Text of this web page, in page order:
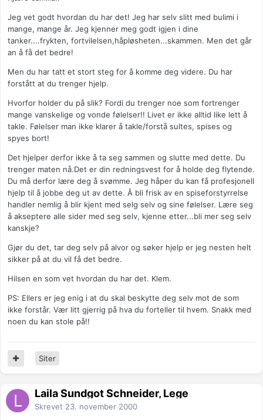
Jeg vet godt hvordan du har det! Jeg har selv slitt med bulimi i
mange, mange år. Jeg kjenner meg godt igjen i dine
tanker....frykten, fortvilelsen,håpløsheten...skammen. Men det går
an å få det bedre!
Men du har tatt et stort steg for å komme deg videre. Du har
forstått at du trenger hjelp.
Hvorfor holder du på slik? Fordi du trenger noe som fortrenger
mange vanskelige og vonde følelser!! Livet er ikke alltid like lett å
takle. Følelser man ikke klarer å takle/forstå sultes, spises og
spyes bort!
Det hjelper derfor ikke å ta seg sammen og slutte med dette. Du
trenger maten nå.Det er din redningsvest for å holde deg flytende.
Du må derfor lære deg å svømme. Jeg håper du kan få profesjonell
hjelp til å jobbe deg ut av dette. Å bli frisk av en spiseforstyrrelse
handler nemlig å blir kjent med selg selv og sine følelser. Lære seg
å akseptere alle sider med seg selv, kjenne etter...bli mer seg selv
kanskje?
Gjør du det, tar deg selv på alvor og søker hjelp er jeg nesten helt
sikker på at du vil få det bedre.
Hilsen en som vet hvordan du har det. Klem.
PS: Ellers er jeg enig i at du skal beskytte deg selv mot de som
ikke forstår. Vær litt gjerrig på hva du forteller til hvem. Snakk med
noen du kan stole på!!
Siter
Laila Sundgot Schneider, Lege
Skrevet 23. november 2000